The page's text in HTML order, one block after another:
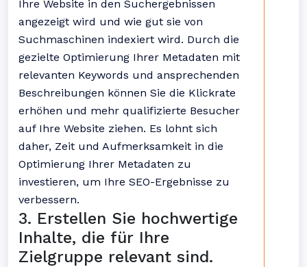
Ihre Website in den Suchergebnissen
angezeigt wird und wie gut sie von
Suchmaschinen indexiert wird. Durch die
gezielte Optimierung Ihrer Metadaten mit
relevanten Keywords und ansprechenden
Beschreibungen können Sie die Klickrate
erhöhen und mehr qualifizierte Besucher
auf Ihre Website ziehen. Es lohnt sich
daher, Zeit und Aufmerksamkeit in die
Optimierung Ihrer Metadaten zu
investieren, um Ihre SEO-Ergebnisse zu
verbessern.
3. Erstellen Sie hochwertige
Inhalte, die für Ihre
Zielgruppe relevant sind.